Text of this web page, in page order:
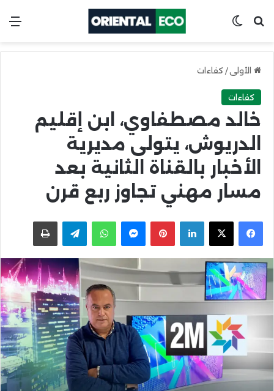
ابحث عنSwitch skin
الأولى / كفاءات
كفاءات
خالد مصطفاوي، ابن إقليم
الدريوش، يتولى مديرية
الأخبار بالقناة الثانية بعد
مسار مهني تجاوز ربع قرن
Facebook
X
LinkedIn
Pinterest
Messenger
WhatsApp
Telegramاطبعها